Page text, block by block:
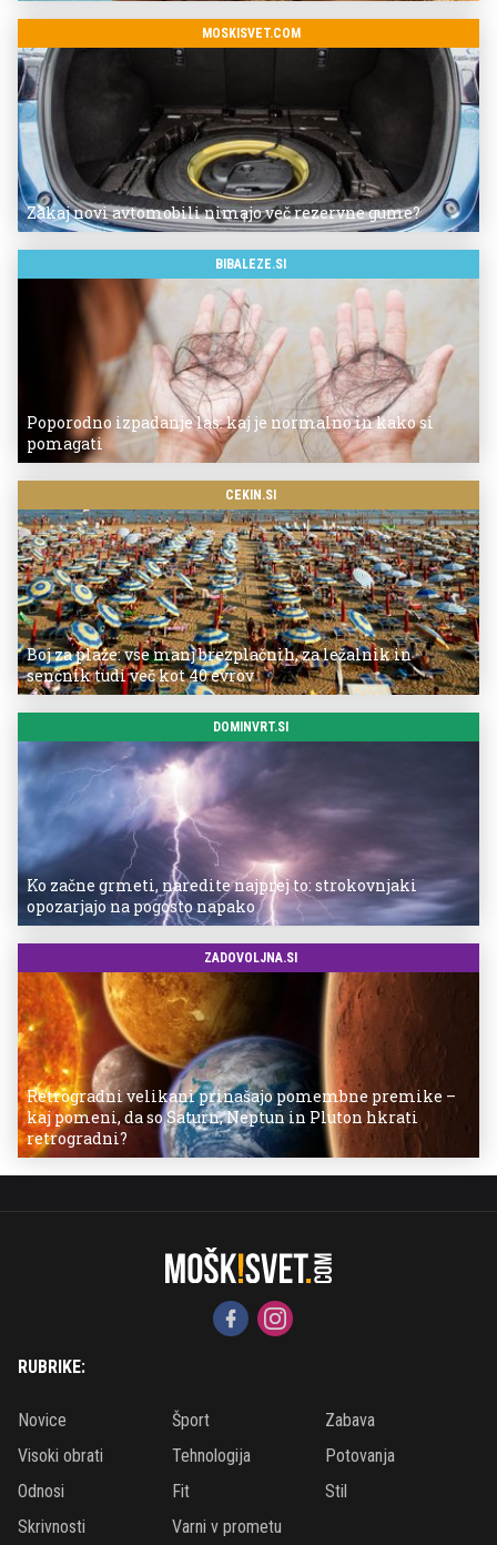
MOSKISVET.COM
Zakaj novi avtomobili nimajo več rezervne gume?
BIBALEZE.SI
Poporodno izpadanje las: kaj je normalno in kako si
pomagati
CEKIN.SI
Boj za plaže: vse manj brezplačnih, za ležalnik in
senčnik tudi več kot 40 evrov
DOMINVRT.SI
Ko začne grmeti, naredite najprej to: strokovnjaki
opozarjajo na pogosto napako
ZADOVOLJNA.SI
Retrogradni velikani prinašajo pomembne premike –
kaj pomeni, da so Saturn, Neptun in Pluton hkrati
retrogradni?
RUBRIKE:
Novice Šport
Zabava
Visoki obrati
Tehnologija
Potovanja
Odnosi
Fit
Stil
Skrivnosti
Varni v prometu